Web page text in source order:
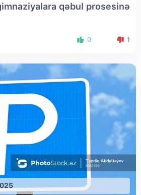
qəbul prosesinə
0 1